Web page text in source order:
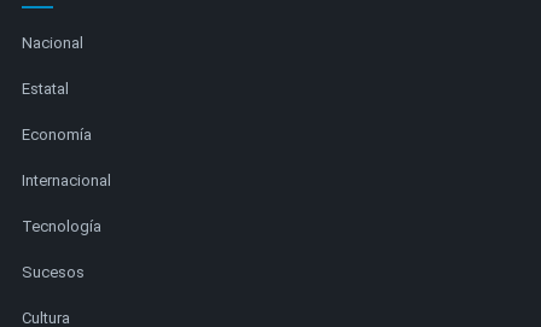
Nacional
Estatal
Economía
Internacional
Tecnología
Sucesos
Cultura